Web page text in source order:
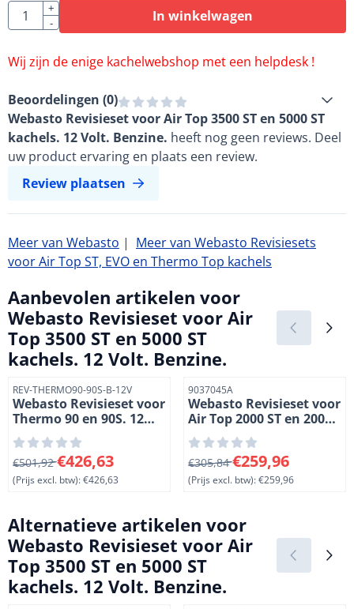
Aantal
+
-
In winkelwagen
Wij zijn de enige kachelwebshop met een helpdesk !
Beoordelingen (0)
Webasto Revisieset voor Air Top 3500 ST en 5000 ST
kachels. 12 Volt. Benzine. heeft nog geen reviews. Deel
uw product ervaring en plaats een review.
Review plaatsen
Meer van Webasto | Meer van Webasto Revisiesets
voor Air Top ST, EVO en Thermo Top kachels
Aanbevolen artikelen voor
Webasto Revisieset voor Air
Top 3500 ST en 5000 ST
kachels. 12 Volt. Benzine.
Artikelnummer
REV-THERMO90-90S-B-12V
Webasto Revisieset voor
Thermo 90 en 90S. 12
Volt. Benzine
Van 501,92 voor 426,63, exclusief btw: 426,63
€501,92€426,63
(Prijs excl. btw):€426,63
Artikelnummer
9037045A
Webasto Revisieset voor
Air Top 2000 ST en 2000
STC kachels. 24 Volt.
Diesel
Van 305,84 voor 259,96,
€305,84€259,96
(Prijs excl. btw):€259,96
Alternatieve artikelen voor
Webasto Revisieset voor Air
Top 3500 ST en 5000 ST
kachels. 12 Volt. Benzine.